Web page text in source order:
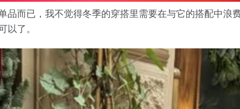
品而已，我不觉得冬季的穿搭里需要在与它的搭配中浪
以了。